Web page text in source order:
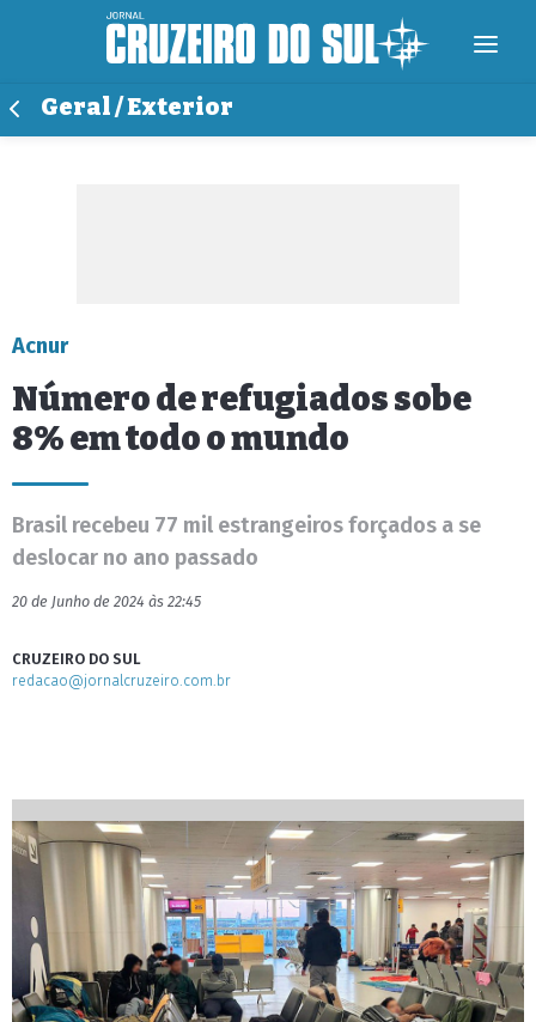
Geral / Exterior
Acnur
Número de refugiados sobe
8% em todo o mundo
Brasil recebeu 77 mil estrangeiros forçados a se
deslocar no ano passado
20 de Junho de 2024 às 22:45
CRUZEIRO DO SUL
redacao@jornalcruzeiro.com.br